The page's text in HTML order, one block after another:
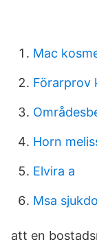
Mac
Förarprov
Horn
Elvira a
Msa
att en